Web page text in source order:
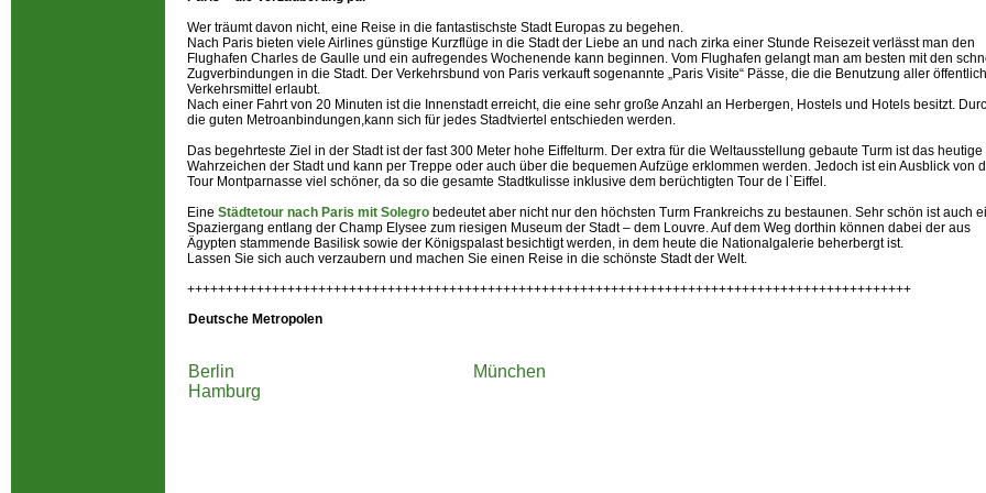
Wer träumt davon nicht, eine Reise in die fantastischste Stadt Europas zu begehen.
Nach Paris bieten viele Airlines günstige Kurzflüge in die Stadt der Liebe an und nach zirka einer Stunde Reisezeit verlässt man den
Flughafen Charles de Gaulle und ein aufregendes Wochenende kann beginnen. Vom Flughafen gelangt man am besten mit den
Zugverbindungen in die Stadt. Der Verkehrsbund von Paris verkauft sogenannte „Paris Visite“ Pässe, die die Benutzung aller
Verkehrsmittel erlaubt.
Nach einer Fahrt von 20 Minuten ist die Innenstadt erreicht, die eine sehr große Anzahl an Herbergen, Hostels und Hotels besitzt.
die guten Metroanbindungen,kann sich für jedes Stadtviertel entschieden werden.
Das begehrteste Ziel in der Stadt ist der fast 300 Meter hohe Eiffelturm. Der extra für die Weltausstellung gebaute Turm ist das heutige
Wahrzeichen der Stadt und kann per Treppe oder auch über die bequemen Aufzüge erklommen werden. Jedoch ist ein Ausblick von
Tour Montparnasse viel schöner, da so die gesamte Stadtkulisse inklusive dem berüchtigten Tour de l`Eiffel.
Eine Städtetour nach Paris mit Solegro bedeutet aber nicht nur den höchsten Turm Frankreichs zu bestaunen. Sehr schön ist auch
Spaziergang entlang der Champ Elysee zum riesigen Museum der Stadt – dem Louvre. Auf dem Weg dorthin können dabei der aus
Ägypten stammende Basilisk sowie der Königspalast besichtigt werden, in dem heute die Nationalgalerie beherbergt ist.
Lassen Sie sich auch verzaubern und machen Sie einen Reise in die schönste Stadt der Welt.
++++++++++++++++++++++++++++++++++++++++++++++++++++++++++++++++++++++++++++++++++++++++++++++
Deutsche Metropolen
Berlin
Hamburg
München